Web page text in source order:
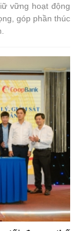
vững hoạt động
góp phần thúc